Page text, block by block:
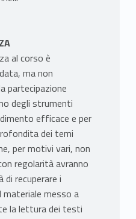
al corso è
ma non
partecipazione
degli strumenti
efficace e per
dei temi
per motivi vari, non
regolarità avranno
di recuperare i
messo a
la lettura dei testi